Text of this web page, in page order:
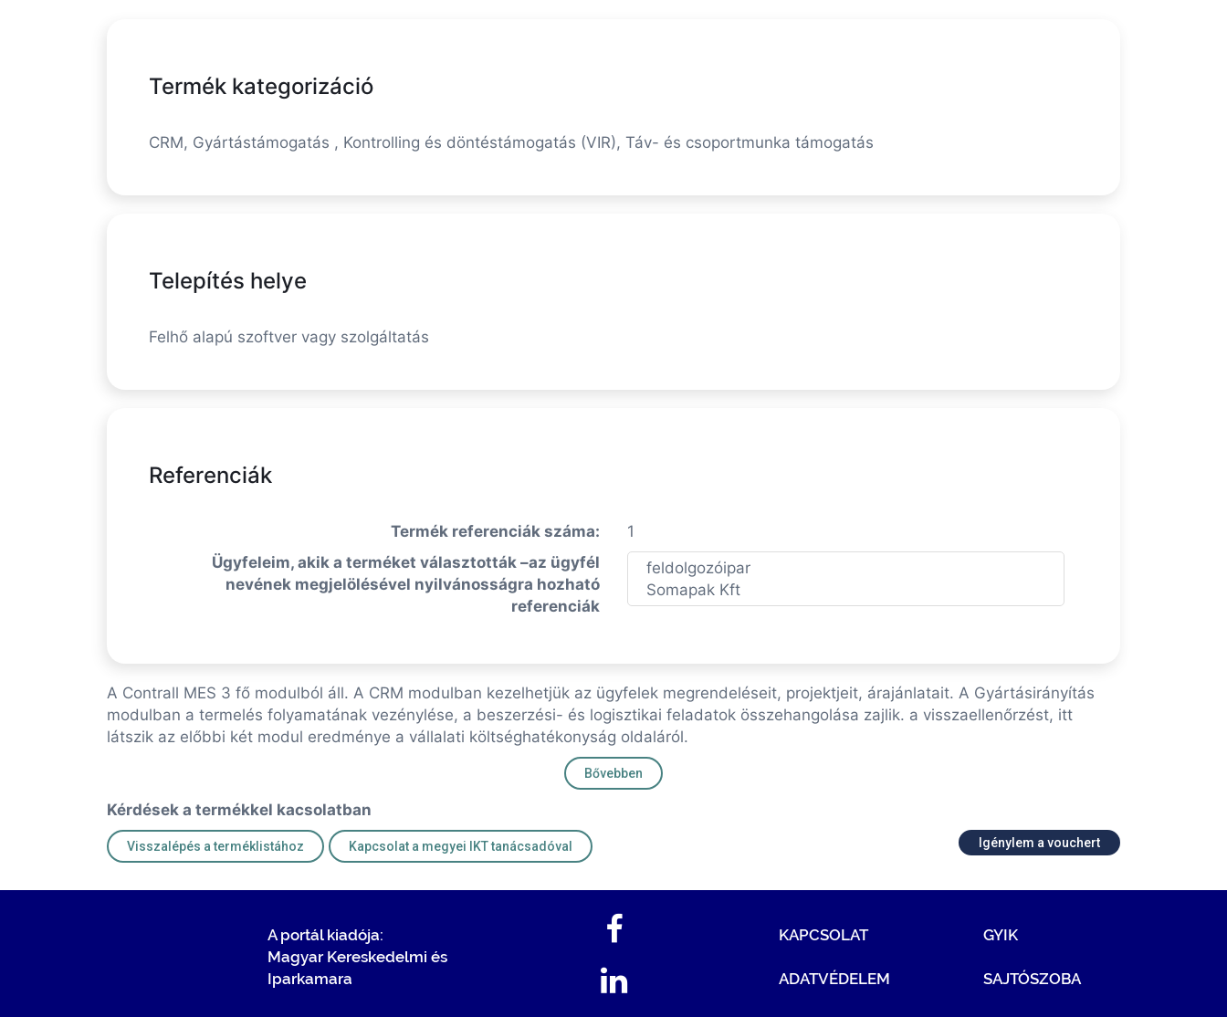
Termék kategorizáció
CRM, Gyártástámogatás , Kontrolling és döntéstámogatás (VIR), Táv- és csoportmunka támogatás
Telepítés helye
Felhő alapú szoftver vagy szolgáltatás
Referenciák
Termék referenciák száma:
1
Ügyfeleim, akik a terméket választották –az ügyfél
nevének megjelölésével nyilvánosságra hozható
referenciák
feldolgozóipar
Somapak Kft
A Contrall MES 3 fő modulból áll. A CRM modulban kezelhetjük az ügyfelek megrendeléseit, projektjeit, árajánlatait. A Gyártásirányítás
modulban a termelés folyamatának vezénylése, a beszerzési- és logisztikai feladatok összehangolása zajlik. a visszaellenőrzést, itt
látszik az előbbi két modul eredménye a vállalati költséghatékonyság oldaláról.
Bővebben
Kérdések a termékkel kacsolatban
Visszalépés a terméklistához Kapcsolat a megyei IKT tanácsadóval Igénylem a vouchert
A portál kiadója:
Magyar Kereskedelmi és
Iparkamara
KAPCSOLAT
ADATVÉDELEM
GYIK
SAJTÓSZOBA